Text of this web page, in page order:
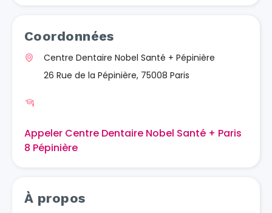
Coordonnées
Centre Dentaire Nobel Santé + Pépinière
26 Rue de la Pépinière, 75008 Paris
Appeler Centre Dentaire Nobel Santé + Paris
8 Pépinière
À propos